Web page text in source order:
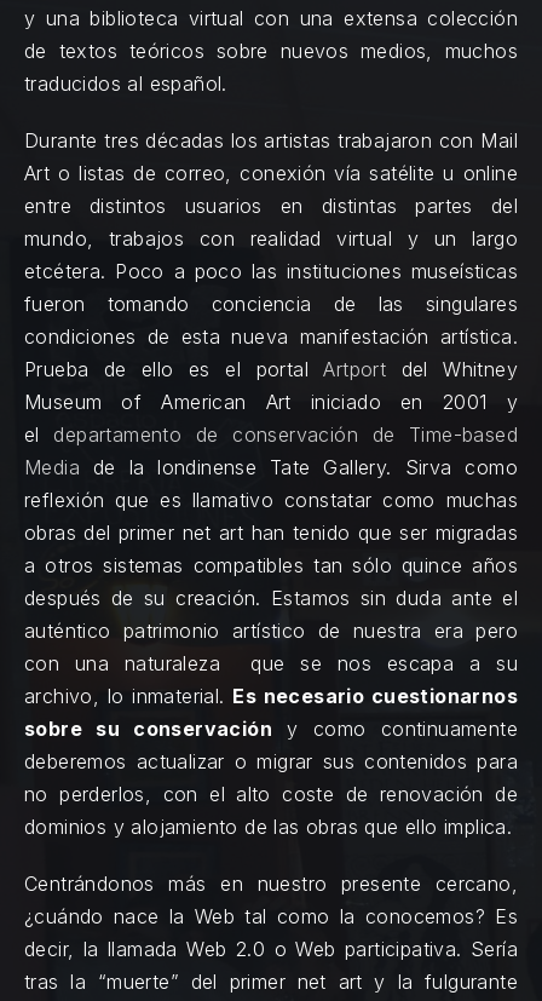
y una biblioteca virtual con una extensa colección
de textos teóricos sobre nuevos medios, muchos
traducidos al español.
Durante tres décadas los artistas trabajaron con Mail
Art o listas de correo, conexión vía satélite u online
entre distintos usuarios en distintas partes del
mundo, trabajos con realidad virtual y un largo
etcétera. Poco a poco las instituciones museísticas
fueron tomando conciencia de las singulares
condiciones de esta nueva manifestación artística.
Prueba de ello es el portalArtport del Whitney
Museum of American Art iniciado en 2001 y
el departamento de conservación de Time-based
Media de la londinense Tate Gallery. Sirva como
reflexión que es llamativo constatar como muchas
obras del primer net art han tenido que ser migradas
a otros sistemas compatibles tan sólo quince años
después de su creación. Estamos sin duda ante el
auténtico patrimonio artístico de nuestra era pero
con una naturaleza que se nos escapa a su
archivo, lo inmaterial. Es necesario cuestionarnos
sobre su conservación y como continuamente
deberemos actualizar o migrar sus contenidos para
no perderlos, con el alto coste de renovación de
dominios y alojamiento de las obras que ello implica.
Centrándonos más en nuestro presente cercano,
¿cuándo nace la Web tal como la conocemos? Es
decir, la llamada Web 2.0 o Web participativa. Sería
tras la “muerte” del primer net art y la fulgurante
PREVIOUS